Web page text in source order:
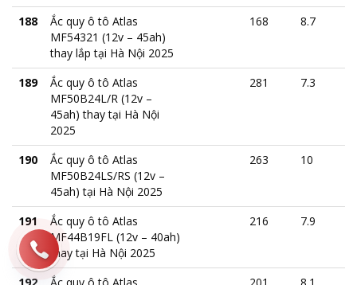
188
Ắc quy ô tô Atlas
MF54321 (12v – 45ah)
thay lắp tại Hà Nội 2025
168 8.7
189
Ắc quy ô tô Atlas
MF50B24L/R (12v –
45ah) thay tại Hà Nội
2025
281 7.3
190
Ắc quy ô tô Atlas
MF50B24LS/RS (12v –
45ah) tại Hà Nội 2025
263 10
191
Ắc quy ô tô Atlas
MF44B19FL (12v – 40ah)
thay tại Hà Nội 2025
216 7.9